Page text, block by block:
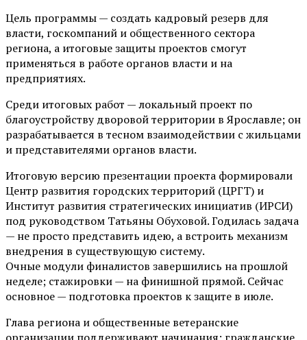
Цель программы — создать кадровый резерв для
власти, госкомпаний и общественного сектора
региона, а итоговые защиты проектов смогут
применяться в работе органов власти и на
предприятиях.
Среди итоговых работ — локальный проект по
благоустройству дворовой территории в Ярославле; он
разрабатывается в тесном взаимодействии с жильцами
и представителями органов власти.
Итоговую версию презентации проекта формировали
Центр развития городских территорий (ЦРГТ) и
Институт развития стратегических инициатив (ИРСИ)
под руководством Татьяны Обуховой. Годилась задача
— не просто представить идею, а встроить механизм
внедрения в существующую систему.
Очные модули финалистов завершились на прошлой
неделе; стажировки — на финишной прямой. Сейчас
основное — подготовка проектов к защите в июле.
Глава региона и общественные ветеранские